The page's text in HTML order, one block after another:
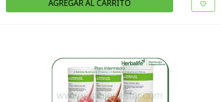
AGREGAR AL CARRITO